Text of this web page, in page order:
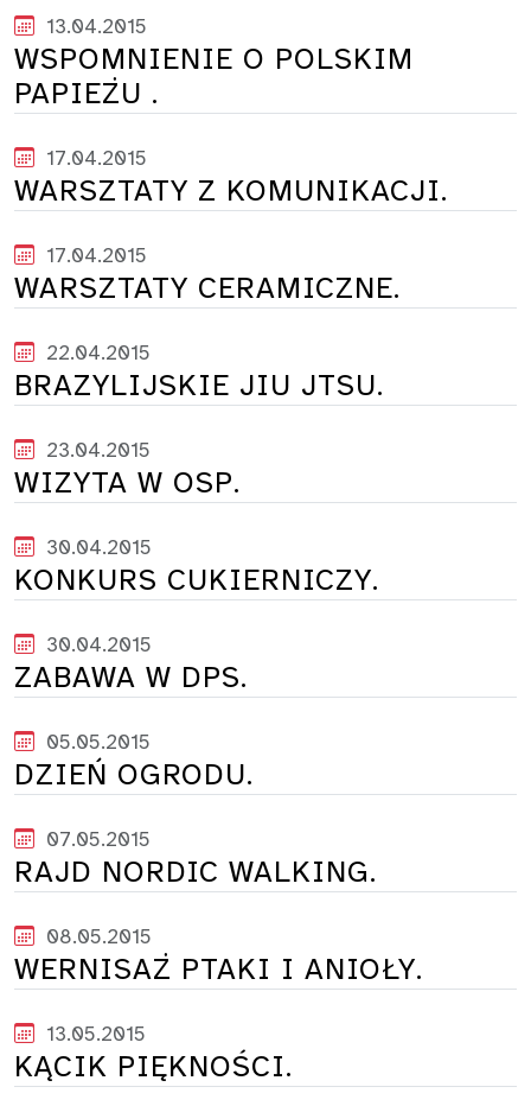
13.04.2015
WSPOMNIENIE O POLSKIM
PAPIEŻU .
17.04.2015
WARSZTATY Z KOMUNIKACJI.
17.04.2015
WARSZTATY CERAMICZNE.
22.04.2015
BRAZYLIJSKIE JIU JTSU.
23.04.2015
WIZYTA W OSP.
30.04.2015
KONKURS CUKIERNICZY.
30.04.2015
ZABAWA W DPS.
05.05.2015
DZIEŃ OGRODU.
07.05.2015
RAJD NORDIC WALKING.
08.05.2015
WERNISAŻ PTAKI I ANIOŁY.
13.05.2015
KĄCIK PIĘKNOŚCI.